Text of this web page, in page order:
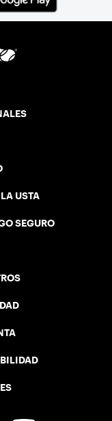
USTA
SEGURO